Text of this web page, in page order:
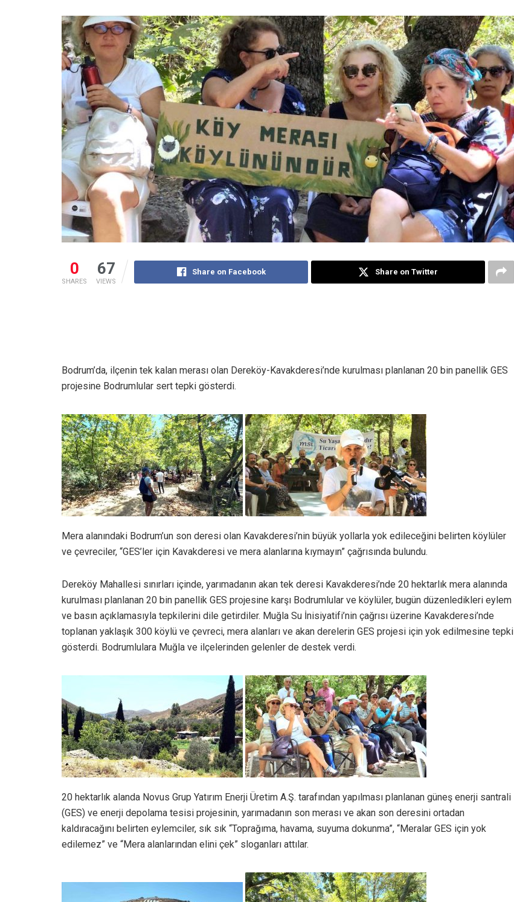
0
SHARES
67
VIEWS
Share on Facebook Share on Twitter
Bodrum’da, ilçenin tek kalan merası olan Dereköy-Kavakderesi’nde kurulması planlanan 20 bin panellik GES
projesine Bodrumlular sert tepki gösterdi.
Mera alanındaki Bodrum’un son deresi olan Kavakderesi’nin büyük yollarla yok edileceğini belirten köylüler
ve çevreciler, “GES’ler için Kavakderesi ve mera alanlarına kıymayın” çağrısında bulundu.
Dereköy Mahallesi sınırları içinde, yarımadanın akan tek deresi Kavakderesi’nde 20 hektarlık mera alanında
kurulması planlanan 20 bin panellik GES projesine karşı Bodrumlular ve köylüler, bugün düzenledikleri eylem
ve basın açıklamasıyla tepkilerini dile getirdiler. Muğla Su İnisiyatifi’nin çağrısı üzerine Kavakderesi’nde
toplanan yaklaşık 300 köylü ve çevreci, mera alanları ve akan derelerin GES projesi için yok edilmesine tepki
gösterdi. Bodrumlulara Muğla ve ilçelerinden gelenler de destek verdi.
20 hektarlık alanda Novus Grup Yatırım Enerji Üretim A.Ş. tarafından yapılması planlanan güneş enerji santrali
(GES) ve enerji depolama tesisi projesinin, yarımadanın son merası ve akan son deresini ortadan
kaldıracağını belirten eylemciler, sık sık “Toprağıma, havama, suyuma dokunma”, “Meralar GES için yok
edilemez” ve “Mera alanlarından elini çek” sloganları attılar.